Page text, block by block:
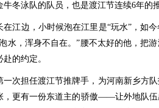
牛冬泳队的队员，也是渡江节连续6年的
在江边，小时候泡在江里是“玩水”，如
水，浑身不自在。”腰不太好的他，把
的约定。
一次担任渡江节推牌手，为河南新乡方
，更有一份东道主的骄傲——让外地队